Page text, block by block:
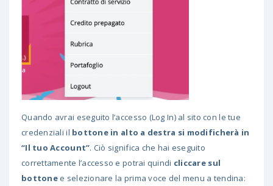
Quando avrai eseguito l’accesso (Log In) al sito con le tue
credenziali il bottone in alto a destra si modificherà in
“Il tuo Account”. Ciò significa che hai eseguito
correttamente l’accesso e potrai quindi cliccare sul
bottonee selezionare la prima voce del menu a tendina: